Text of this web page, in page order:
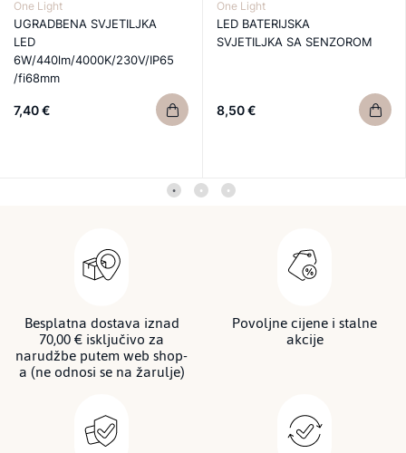
One Light
UGRADBENA SVJETILJKA
LED
6W/440lm/4000K/230V/IP65
/fi68mm
7,40 €
One Light
LED BATERIJSKA
SVJETILJKA SA SENZOROM
8,50 €
Besplatna dostava iznad
70,00 € isključivo za
narudžbe putem web shop-
a (ne odnosi se na žarulje)
Povoljne cijene i stalne
akcije